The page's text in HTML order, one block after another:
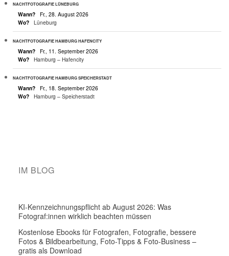
NACHTFOTOGRAFIE LÜNEBURG
Wann?
Fr., 28. August 2026
Wo?
Lüneburg
NACHTFOTOGRAFIE HAMBURG HAFENCITY
Wann?
Fr., 11. September 2026
Wo?
Hamburg – Hafencity
NACHTFOTOGRAFIE HAMBURG SPEICHERSTADT
Wann?
Fr., 18. September 2026
Wo?
Hamburg – Speicherstadt
IM BLOG
KI-Kennzeichnungspflicht ab August 2026: Was
Fotograf:innen wirklich beachten müssen
Kostenlose Ebooks für Fotografen, Fotografie, bessere
Fotos & Bildbearbeitung, Foto-Tipps & Foto-Business –
gratis als Download